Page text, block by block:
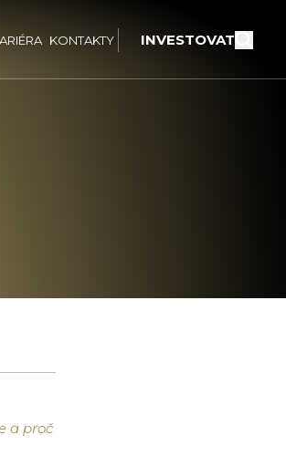
KONTAKTY INVESTOVAT
a proč